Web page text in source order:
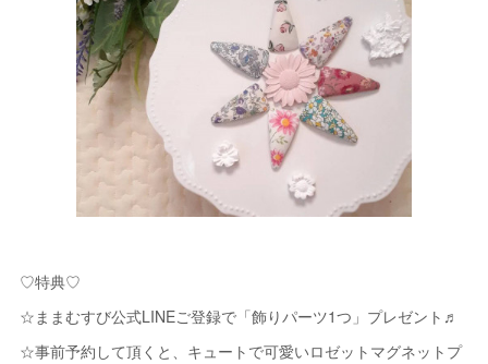
♡特典♡
☆ままむすび公式LINEご登録で「飾りパーツ1つ」プレゼント♬
☆事前予約して頂くと、キュートで可愛いロゼットマグネットプ